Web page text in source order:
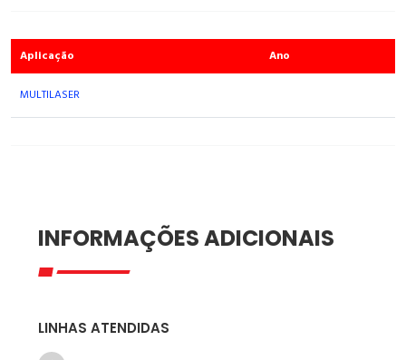
Aplicação Ano
MULTILASER
INFORMAÇÕES ADICIONAIS
LINHAS ATENDIDAS